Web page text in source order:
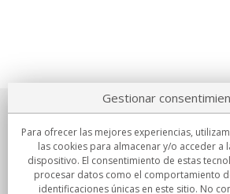
Sobre nosotros
Compromisos
Compras
Gestionar
Para ofrecer las mejores experiencias,
las cookies para almacenar y/o acceder a
dispositivo. El consentimiento de estas
procesar datos como el comportamiento
identificaciones únicas en este sitio. No